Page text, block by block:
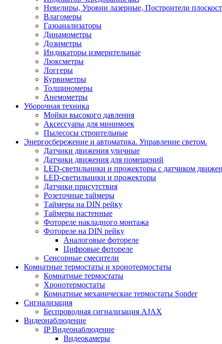
Невелиры, Уровни лазерные, Построители
Влагомеры
Газоанализаторы
Динамометры
Дозиметры
Индикаторы измерительные
Люксметры
Логгеры
Курвиметры
Толщиномеры
Анемометры
Уборочная техника
Мойки высокого давления
Аксессуары для минимоек
Пылесосы строительные
Энергосбережение и автоматика. Управление светом.
Датчики движения уличные
Датчики движения для помещений
LED-светильники и прожекторы с датчиком
LED-светильники и прожекторы
Датчики присутствия
Розеточные таймеры
Таймеры на DIN рейку
Таймеры настенные
Фотореле накладного монтажа
Фотореле на DIN рейку
Аналоговые фотореле
Цифровые фотореле
Сенсорные смесители
Комнатные термостаты и хронотермостаты
Комнатные термостаты
Хронотермостаты
Комнатные механические термостаты Sonder
Сигнализация
Беспроводная сигнализация AJAX
Видеонаблюдение
IP Видеонаблюдение
Видеокамеры